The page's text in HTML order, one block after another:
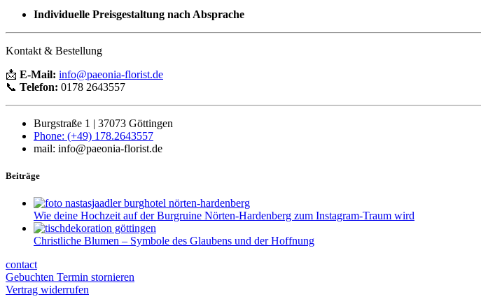
Individuelle Preisgestaltung nach Absprache
Kontakt & Bestellung
📩 E-Mail: info@paeonia-florist.de
📞 Telefon: 0178 2643557
Burgstraße 1 | 37073 Göttingen
Phone: (+49) 178.2643557
mail: info@paeonia-florist.de
Beiträge
Wie deine Hochzeit auf der Burgruine Nörten-Hardenberg zum Instagram-Traum wird
Christliche Blumen – Symbole des Glaubens und der Hoffnung
contact
Gebuchten Termin stornieren
Vertrag widerrufen